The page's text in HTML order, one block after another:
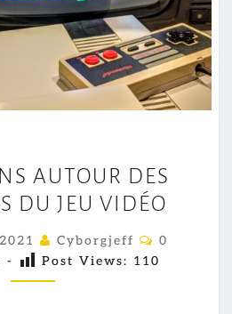
É
F
E
X
AUTOUR DES
DU JEU VIDÉO
Cyborgjeff
C
M
0
- Post Views: 110